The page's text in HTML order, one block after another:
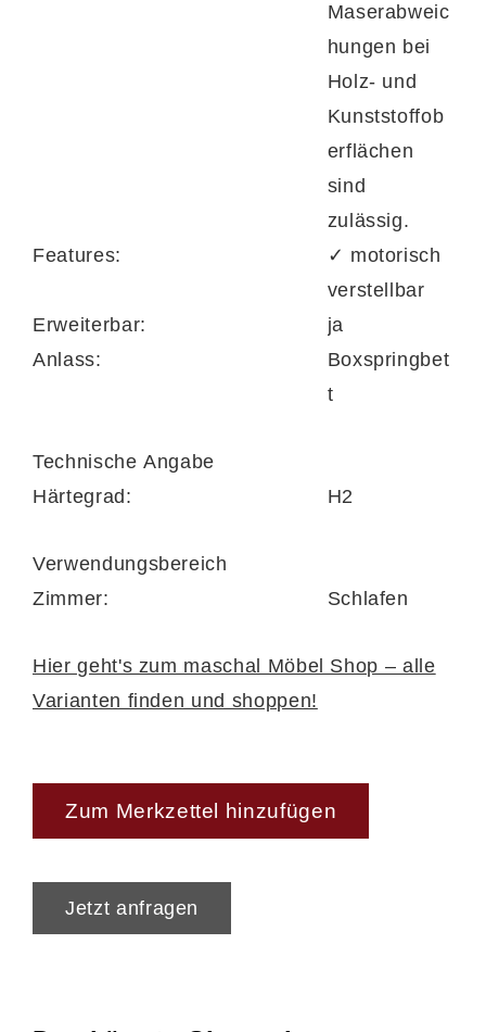
Maserabweic
hungen bei
Holz- und
Kunststoffob
erflächen
sind
zulässig.
Features:
✓ motorisch
verstellbar
Erweiterbar:
ja
Anlass:
Boxspringbet
t
Technische Angabe
Härtegrad:
H2
Verwendungsbereich
Zimmer:
Schlafen
Hier geht's zum maschal Möbel Shop – alle
Varianten finden und shoppen!
Zum Merkzettel hinzufügen
Jetzt anfragen